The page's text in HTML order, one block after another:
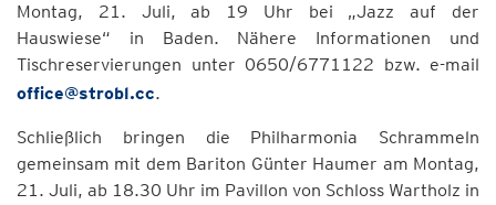
Montag, 21. Juli, ab 19 Uhr bei „Jazz auf der
Hauswiese“ in Baden. Nähere Informationen und
Tischreservierungen unter 0650/6771122 bzw. e-mail
office@strobl.cc.
Schließlich bringen die Philharmonia Schrammeln
gemeinsam mit dem Bariton Günter Haumer am Montag,
21. Juli, ab 18.30 Uhr im Pavillon von Schloss Wartholz in